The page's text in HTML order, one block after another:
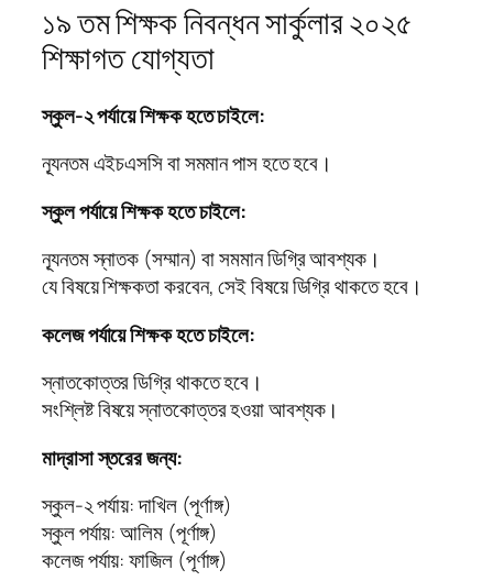
১৯ তম শিক্ষক নিবন্ধন সার্কুলার ২০২৫
শিক্ষাগত যোগ্যতা
স্কুল-২ পর্যায়ে শিক্ষক হতে চাইলে:
ন্যূনতম এইচএসসি বা সমমান পাস হতে হবে।
স্কুল পর্যায়ে শিক্ষক হতে চাইলে:
ন্যূনতম স্নাতক (সম্মান) বা সমমান ডিগ্রি আবশ্যক।
যে বিষয়ে শিক্ষকতা করবেন, সেই বিষয়ে ডিগ্রি থাকতে হবে।
কলেজ পর্যায়ে শিক্ষক হতে চাইলে:
স্নাতকোত্তর ডিগ্রি থাকতে হবে।
সংশ্লিষ্ট বিষয়ে স্নাতকোত্তর হওয়া আবশ্যক।
মাদ্রাসা স্তরের জন্য:
স্কুল-২ পর্যায়: দাখিল (পূর্ণাঙ্গ)
স্কুল পর্যায়: আলিম (পূর্ণাঙ্গ)
কলেজ পর্যায়: ফাজিল (পূর্ণাঙ্গ)